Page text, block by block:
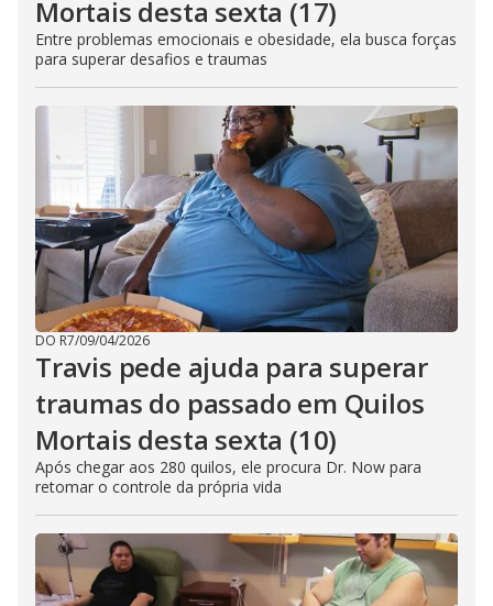
Mortais desta sexta (17)
Entre problemas emocionais e obesidade, ela busca forças
para superar desafios e traumas
DO R7/09/04/2026
Travis pede ajuda para superar
traumas do passado em Quilos
Mortais desta sexta (10)
Após chegar aos 280 quilos, ele procura Dr. Now para
retomar o controle da própria vida